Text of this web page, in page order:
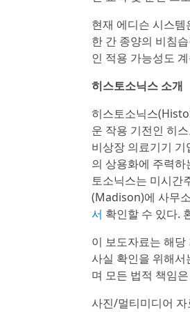
현재 에디슨 시스
한 간 종양의 비침
인 적용 가능성도
히스토소닉스 소개
히스토소닉스
운 작용 기전인 히
비상장 의료기기
의 상용화에 주력
토소닉스는 미시간
(Madison)에 사무
서 확인할 수 있다.
이 보도자료는 해
사실 확인을 위해
며 모든 법적 책임
사진/멀티미디어 자